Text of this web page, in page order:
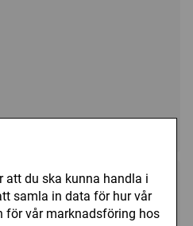
att du ska kunna handla i
samla in data för hur vår
för vår marknadsföring hos
Utgått